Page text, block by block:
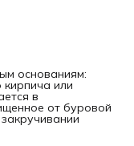
основаниям:
кирпича или
в
от буровой